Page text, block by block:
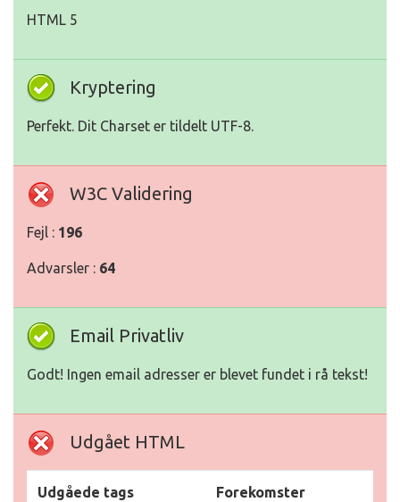
HTML 5
Kryptering
Perfekt. Dit Charset er tildelt UTF-8.
W3C Validering
Fejl : 196
Advarsler : 64
Email Privatliv
Godt! Ingen email adresser er blevet fundet i rå tekst!
Udgået HTML
Udgåede tags Forekomster